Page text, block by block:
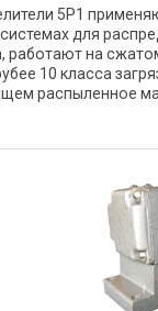
5Р1
для
работают на
10 класса
распыленное